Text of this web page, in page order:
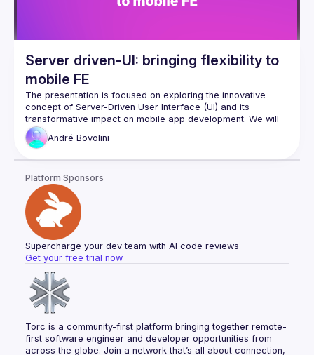
Server driven-UI: bringing flexibility to
mobile FE
The presentation is focused on exploring the innovative
concept of Server-Driven User Interface (UI) and its
transformative impact on mobile app development. We will
dive into the dynamic approach of decoupling UI rendering
from client-side code, allowing for real-time updates and
UI, such as enhanced flexibility, improved user experience
André Bovolini
Platform Sponsors
Supercharge your dev team with AI code reviews
Get your free trial now
Torc is a community-first platform bringing together remote-
first software engineer and developer opportunities from
across the globe. Join a network that’s all about connection,